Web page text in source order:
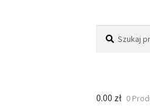
0.00 zł 0